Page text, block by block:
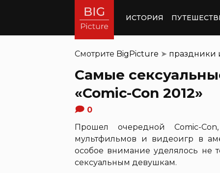
ИСТОРИЯ
Смотрите BigPicture ➤ праздники
Самые
«Comic-Con 2012»
0
Прошел очередной Comic-
мультфильмов и видеоигр в
особое внимание уделялось не
сексуальным девушкам.